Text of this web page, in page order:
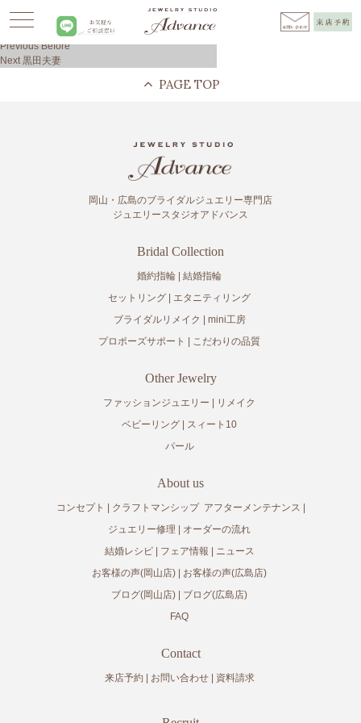
>お客様の声> リメイク>田口夫妻
投
稿
PreviousPrevious
post:
Before
Next Next
黒田夫妻
岡山・広島のブライダルジュエリー専門店
ジュエリースタジオアドバンス
Bridal Collection
婚約指輪
結婚指輪
セットリング
エタニティリング
ブライダルリメイク
mini工房
プロポーズサポート
こだわりの品質
Other Jewelry
ファッションジュエリー
リメイク
ベビーリング
スィート10
パール
About us
コンセプト クラフトマンシップ アフターメンテナンス
ジュエリー修理
オーダーの流れ
結婚レシピ
フェア情報
ニュース
お客様の声(岡山店)
お客様の声(広島店)
ブログ(岡山店)
ブログ(広島店)
FAQ
Contact
来店予約 お問い合わせ 資料請求